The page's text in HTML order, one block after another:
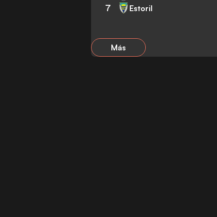
7 Estoril
Más